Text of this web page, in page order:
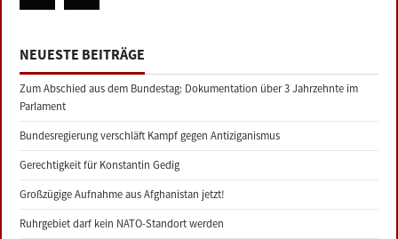
NEUESTE BEITRÄGE
Zum Abschied aus dem Bundestag: Dokumentation über 3 Jahrzehnte im
Parlament
Bundesregierung verschläft Kampf gegen Antiziganismus
Gerechtigkeit für Konstantin Gedig
Großzügige Aufnahme aus Afghanistan jetzt!
Ruhrgebiet darf kein NATO-Standort werden